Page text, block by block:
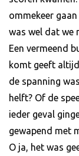
ommekeer
was wel dat we
Een vermeend
komt geeft
de spanning
helft? Of de
ieder geval
gewapend met
O ja, het was